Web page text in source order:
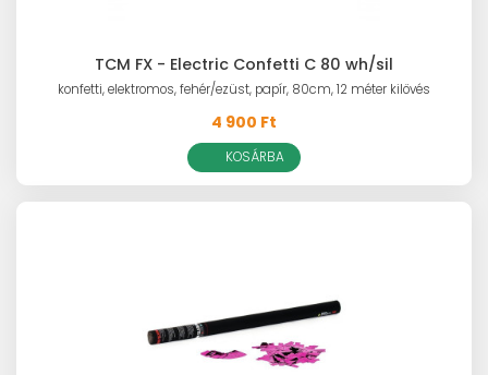
TCM FX - Electric Confetti C 80 wh/sil
konfetti, elektromos, fehér/ezüst, papír, 80cm, 12 méter kilövés
4 900 Ft
KOSÁRBA